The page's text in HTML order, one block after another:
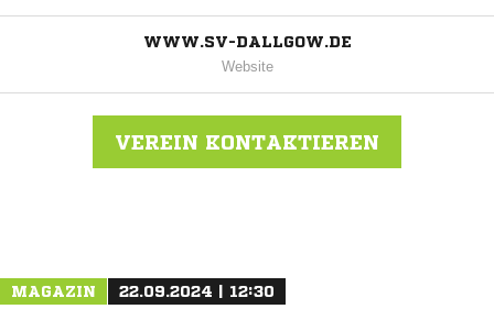
WWW.SV-DALLGOW.DE
Website
VEREIN KONTAKTIEREN
MAGAZIN 22.09.2024 | 12:30